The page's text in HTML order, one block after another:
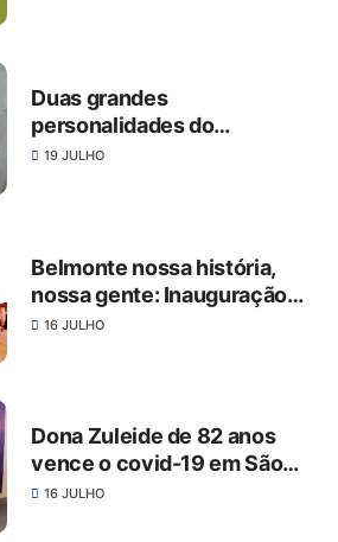
Duas grandes
personalidades do
transporte belmontense,
19 JULHO
Belmonte nossa história,
nossa gente: Inauguração
da energia elétrica no
16 JULHO
Dona Zuleide de 82 anos
vence o covid-19 em São
José do Belmonte
16 JULHO